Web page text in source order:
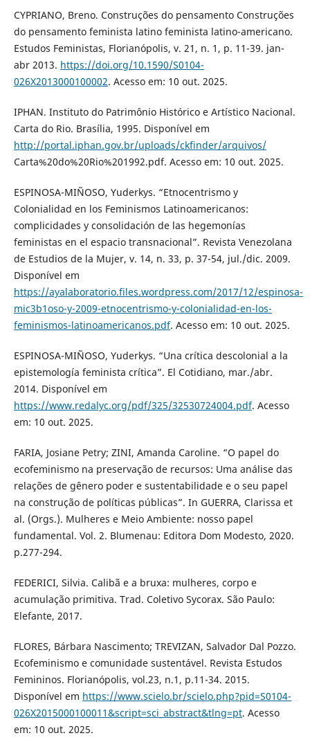
CYPRIANO, Breno. Construções do pensamento Construções
do pensamento feminista latino feminista latino-americano.
Estudos Feministas, Florianópolis, v. 21, n. 1, p. 11-39. jan-
abr 2013. https://doi.org/10.1590/S0104-
026X2013000100002. Acesso em: 10 out. 2025.
IPHAN. Instituto do Patrimônio Histórico e Artístico Nacional.
Carta do Rio. Brasília, 1995. Disponível em
http://portal.iphan.gov.br/uploads/ckfinder/arquivos/
Carta%20do%20Rio%201992.pdf. Acesso em: 10 out. 2025.
ESPINOSA-MIÑOSO, Yuderkys. “Etnocentrismo y
Colonialidad en los Feminismos Latinoamericanos:
complicidades y consolidación de las hegemonías
feministas en el espacio transnacional”. Revista Venezolana
de Estudios de la Mujer, v. 14, n. 33, p. 37-54, jul./dic. 2009.
Disponível em
https://ayalaboratorio.files.wordpress.com/2017/12/espinosa-
mic3b1oso-y-2009-etnocentrismo-y-colonialidad-en-los-
feminismos-latinoamericanos.pdf. Acesso em: 10 out. 2025.
ESPINOSA-MIÑOSO, Yuderkys. “Una crítica descolonial a la
epistemología feminista crítica”. El Cotidiano, mar./abr.
2014. Disponível em
https://www.redalyc.org/pdf/325/32530724004.pdf. Acesso
em: 10 out. 2025.
FARIA, Josiane Petry; ZINI, Amanda Caroline. “O papel do
ecofeminismo na preservação de recursos: Uma análise das
relações de gênero poder e sustentabilidade e o seu papel
na construção de políticas públicas”. In GUERRA, Clarissa et
al. (Orgs.). Mulheres e Meio Ambiente: nosso papel
fundamental. Vol. 2. Blumenau: Editora Dom Modesto, 2020.
p.277-294.
FEDERICI, Silvia. Calibã e a bruxa: mulheres, corpo e
acumulação primitiva. Trad. Coletivo Sycorax. São Paulo:
Elefante, 2017.
FLORES, Bárbara Nascimento; TREVIZAN, Salvador Dal Pozzo.
Ecofeminismo e comunidade sustentável. Revista Estudos
Femininos. Florianópolis, vol.23, n.1, p.11-34. 2015.
Disponível em https://www.scielo.br/scielo.php?pid=S0104-
026X2015000100011&script=sci_abstract&tlng=pt. Acesso
em: 10 out. 2025.